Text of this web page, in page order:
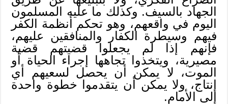
الجهاد بالسيف. وكذلك ما عليه المسلمون
اليوم في واقعهم، وهو تحكم أنظمة الكفر
فيهم وسيطرة الكفار والمنافقين عليهم،
فإنهم إذا لم يجعلوا قضيتهم قضية
مصيرية، ويتخذوا تجاهها إجراء الحياة أو
الموت، لا يمكن أن يحصل لسعيهم أي
إنتاج، ولا يمكن أن يتقدموا خطوة واحدة
إلى الأمام.